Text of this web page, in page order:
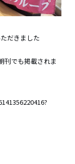
だきました
刊でも掲載されま